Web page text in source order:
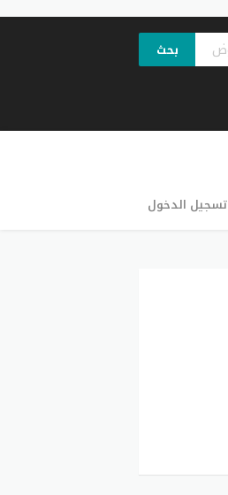
بحث
تسجيل الدخول